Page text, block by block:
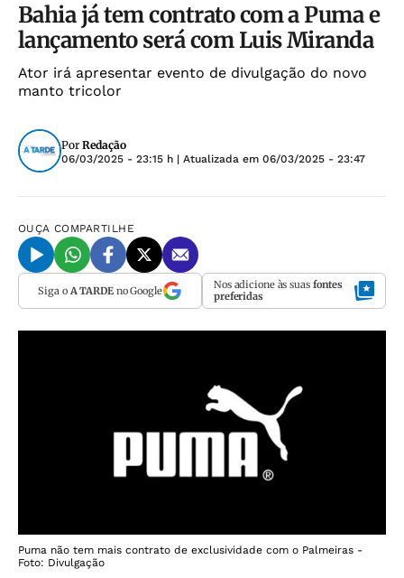
Bahia já tem contrato com a Puma e
lançamento será com Luis Miranda
Ator irá apresentar evento de divulgação do novo
manto tricolor
Por Redação
06/03/2025 - 23:15 h | Atualizada em 06/03/2025 - 23:47
OUÇA COMPARTILHE
Siga o A TARDEno Google Nos adicione às suas fontes
preferidas
Puma não tem mais contrato de exclusividade com o Palmeiras -
Foto: Divulgação